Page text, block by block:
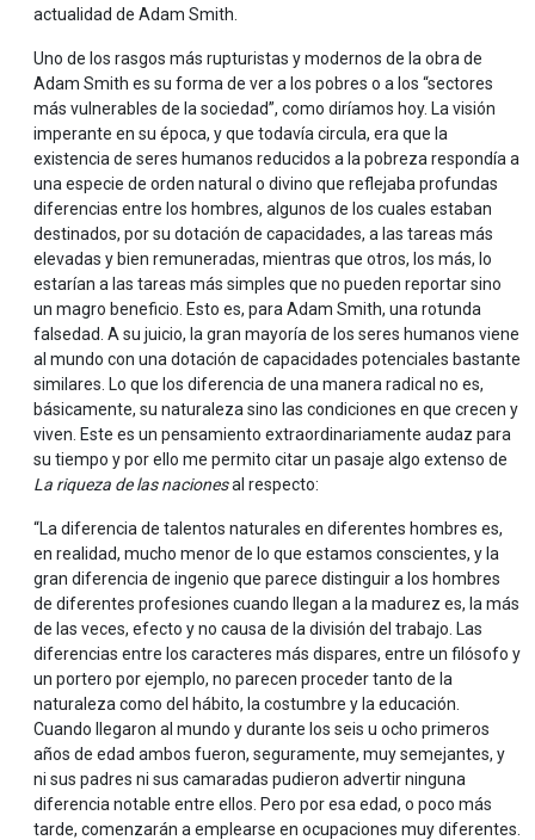
actualidad de Adam Smith.
Uno de los rasgos más rupturistas y modernos de la obra de
Adam Smith es su forma de ver a los pobres o a los “sectores
más vulnerables de la sociedad”, como diríamos hoy. La visión
imperante en su época, y que todavía circula, era que la
existencia de seres humanos reducidos a la pobreza respondía a
una especie de orden natural o divino que reflejaba profundas
diferencias entre los hombres, algunos de los cuales estaban
destinados, por su dotación de capacidades, a las tareas más
elevadas y bien remuneradas, mientras que otros, los más, lo
estarían a las tareas más simples que no pueden reportar sino
un magro beneficio. Esto es, para Adam Smith, una rotunda
falsedad. A su juicio, la gran mayoría de los seres humanos viene
al mundo con una dotación de capacidades potenciales bastante
similares. Lo que los diferencia de una manera radical no es,
básicamente, su naturaleza sino las condiciones en que crecen y
viven. Este es un pensamiento extraordinariamente audaz para
su tiempo y por ello me permito citar un pasaje algo extenso de
La riqueza de las nacionesal respecto:
“La diferencia de talentos naturales en diferentes hombres es,
en realidad, mucho menor de lo que estamos conscientes, y la
gran diferencia de ingenio que parece distinguir a los hombres
de diferentes profesiones cuando llegan a la madurez es, la más
de las veces, efecto y no causa de la división del trabajo. Las
diferencias entre los caracteres más dispares, entre un filósofo y
un portero por ejemplo, no parecen proceder tanto de la
naturaleza como del hábito, la costumbre y la educación.
Cuando llegaron al mundo y durante los seis u ocho primeros
años de edad ambos fueron, seguramente, muy semejantes, y
ni sus padres ni sus camaradas pudieron advertir ninguna
diferencia notable entre ellos. Pero por esa edad, o poco más
tarde, comenzarán a emplearse en ocupaciones muy diferentes.